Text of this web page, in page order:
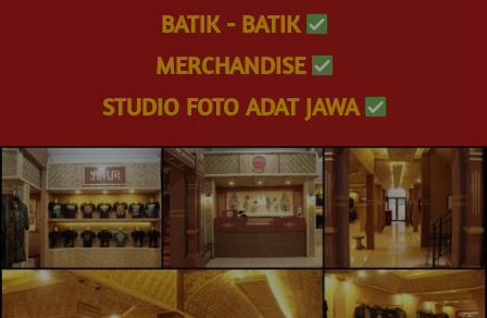
BATIK - BATIK
MERCHANDISE
STUDIO FOTO ADAT JAWA